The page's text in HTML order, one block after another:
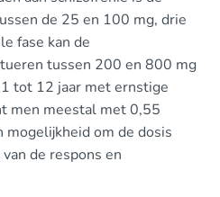
de 25 en 100 mg, drie
fase kan de
tussen 200 en 800 mg
tot 12 jaar met ernstige
men meestal met 0,55
mogelijkheid om de dosis
de respons en